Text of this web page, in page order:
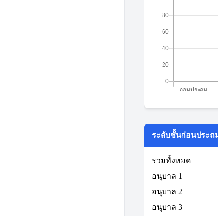
ระดับชั้นก่อนประถ
รวมทั้งหมด
อนุบาล 1
อนุบาล 2
อนุบาล 3